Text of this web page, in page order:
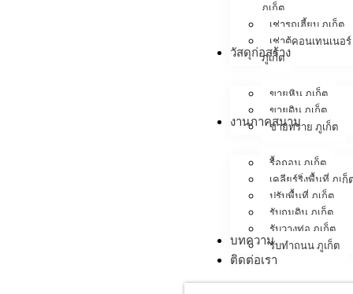
ภูเก็ต
เช่ารถเฮี้ยบ ภูเก็ต
เช่าตู้คอนเทนเนอร์
ภูเก็ต
วัสดุก่อสร้าง
ขายหิน ภูเก็ต
ขายดิน ภูเก็ต
ขายทราย ภูเก็ต
งานภาคสนาม
รื้อถอน ภูเก็ต
เคลียร์ริ่งพื้นที่ ภูเก็
ปรับพื้นที่ ภูเก็ต
รับถมดิน ภูเก็ต
รับวางท่อ ภูเก็ต
รับทำถนน ภูเก็ต
บทความ
ติดต่อเรา